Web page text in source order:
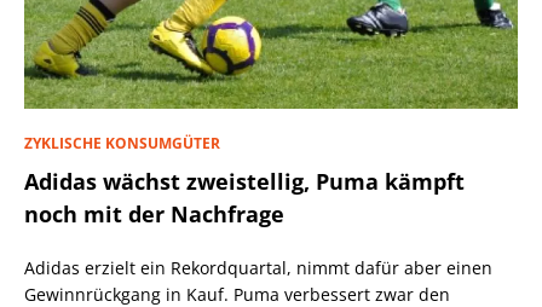
ZYKLISCHE KONSUMGÜTER
Adidas wächst zweistellig, Puma kämpft
noch mit der Nachfrage
Adidas erzielt ein Rekordquartal, nimmt dafür aber einen
Gewinnrückgang in Kauf. Puma verbessert zwar den